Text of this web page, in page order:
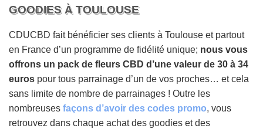
GOODIES À TOULOUSE
CDUCBD fait bénéficier ses clients à Toulouse et partout
en France d’un programme de fidélité unique; nous vous
offrons un pack de fleurs CBD d’une valeur de 30 à 34
euros pour tous parrainage d’un de vos proches… et cela
sans limite de nombre de parrainages ! Outre les
nombreuses façons d’avoir des codes promo, vous
retrouvez dans chaque achat des goodies et des